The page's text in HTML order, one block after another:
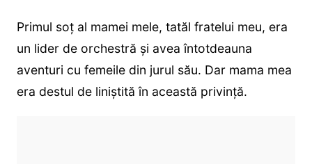
Primul soț al mamei mele, tatăl fratelui meu, era
un lider de orchestră și avea întotdeauna
aventuri cu femeile din jurul său. Dar mama mea
era destul de liniștită în această privință.